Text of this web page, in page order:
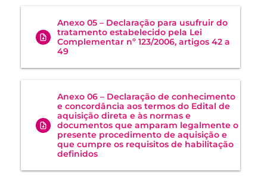
Anexo 05 – Declaração para usufruir do
tratamento estabelecido pela Lei
Complementar nº 123/2006, artigos 42 a
49
Anexo 06 – Declaração de conhecimento
e concordância aos termos do Edital de
aquisição direta e às normas e
documentos que amparam legalmente o
presente procedimento de aquisição e
que cumpre os requisitos de habilitação
definidos